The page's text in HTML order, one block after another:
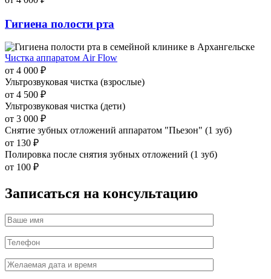
Гигиена полости рта
Чистка аппаратом Air Flow
от 4 000 ₽
Ультрозвуковая чистка (взрослые)
от 4 500 ₽
Ультрозвуковая чистка (дети)
от 3 000 ₽
Снятие зубных отложений аппаратом "Пьезон" (1 зуб)
от 130 ₽
Полировка после снятия зубных отложений (1 зуб)
от 100 ₽
Записаться на консультацию